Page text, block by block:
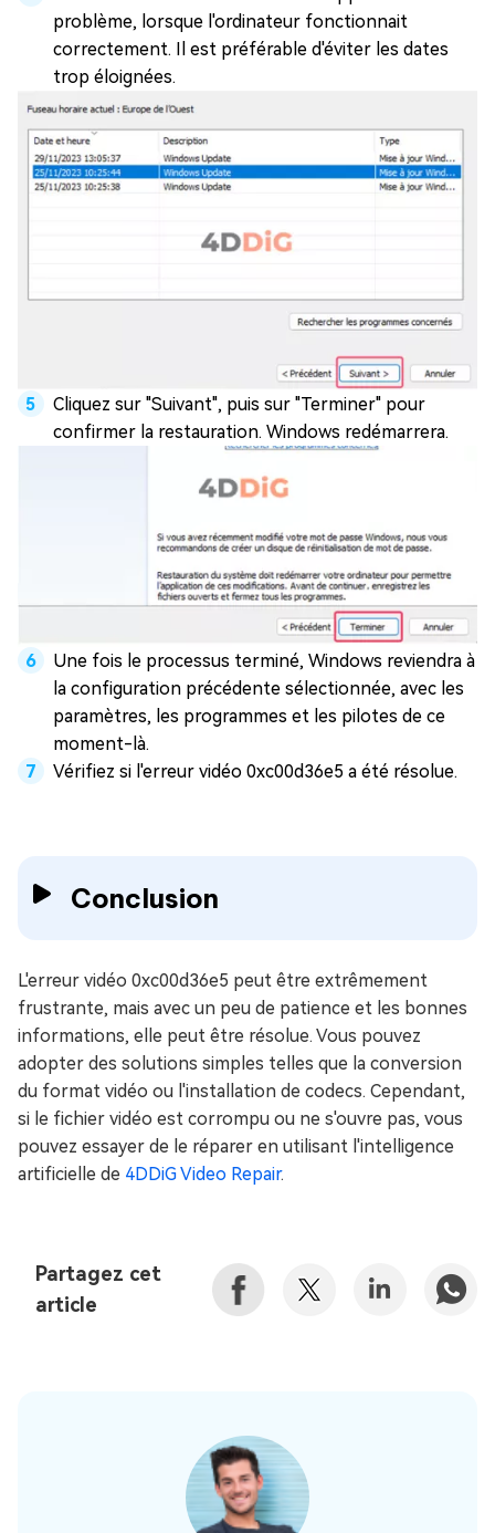
problème, lorsque l'ordinateur fonctionnait
correctement. Il est préférable d'éviter les dates
trop éloignées.
Cliquez sur "Suivant", puis sur "Terminer" pour
confirmer la restauration. Windows redémarrera.
Une fois le processus terminé, Windows reviendra à
la configuration précédente sélectionnée, avec les
paramètres, les programmes et les pilotes de ce
moment-là.
Vérifiez si l'erreur vidéo 0xc00d36e5 a été résolue.
Conclusion
L'erreur vidéo 0xc00d36e5 peut être extrêmement
frustrante, mais avec un peu de patience et les bonnes
informations, elle peut être résolue. Vous pouvez
adopter des solutions simples telles que la conversion
du format vidéo ou l'installation de codecs. Cependant,
si le fichier vidéo est corrompu ou ne s'ouvre pas, vous
pouvez essayer de le réparer en utilisant l'intelligence
artificielle de 4DDiG Video Repair.
Partagez cet
article